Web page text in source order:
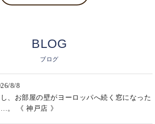
BLOG
ブログ
8/8
し、お部屋の壁がヨーロッパへ続く窓になった
…。 《 神戸店 》